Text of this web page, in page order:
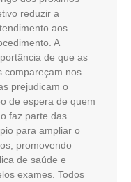
reduzir a
aos
A
de que as
compareçam nos
prejudicam o
de espera de quem
faz parte das
para ampliar o
promovendo
de saúde e
exames. Todos